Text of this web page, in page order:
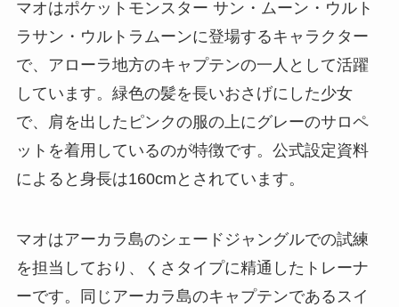
マオはポケットモンスター サン・ムーン・ウルト
ラサン・ウルトラムーンに登場するキャラクター
で、アローラ地方のキャプテンの一人として活躍
しています。緑色の髪を長いおさげにした少女
で、肩を出したピンクの服の上にグレーのサロペ
ットを着用しているのが特徴です。公式設定資料
によると身長は160cmとされています。
マオはアーカラ島のシェードジャングルでの試練
を担当しており、くさタイプに精通したトレーナ
ーです。同じアーカラ島のキャプテンであるスイ